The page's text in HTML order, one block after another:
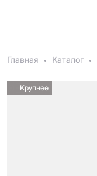
Главная Каталог
Крупнее